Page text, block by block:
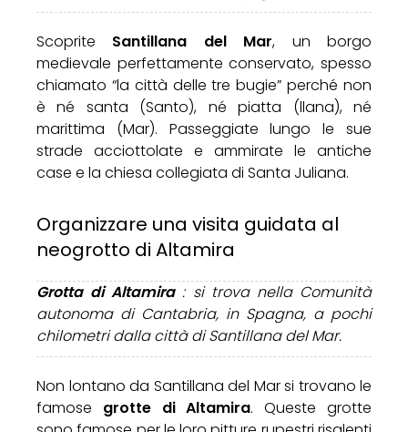
Scoprite Santillana del Mar, un borgo
medievale perfettamente conservato, spesso
chiamato “la città delle tre bugie” perché non
è né santa (Santo), né piatta (llana), né
marittima (Mar). Passeggiate lungo le sue
strade acciottolate e ammirate le antiche
case e la chiesa collegiata di Santa Juliana.
Organizzare una visita guidata al
neogrotto di Altamira
Grotta di Altamira : si trova nella Comunità
autonoma di Cantabria, in Spagna, a pochi
chilometri dalla città di Santillana del Mar.
Non lontano da Santillana del Mar si trovano le
famose grotte di Altamira. Queste grotte